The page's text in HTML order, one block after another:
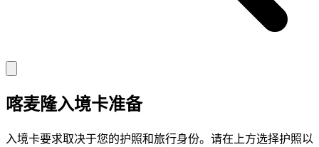
喀麦隆入境卡准备
入境卡要求取决于您的护照和旅行身份。请在上方选择护照以